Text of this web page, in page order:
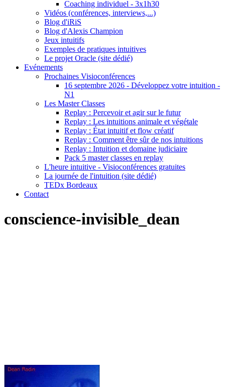
Coaching individuel - 3x1h30
Vidéos (conférences, interviews,...)
Blog d'iRiS
Blog d'Alexis Champion
Jeux intuitifs
Exemples de pratiques intuitives
Le projet Oracle (site dédié)
Evénements
Prochaines Visioconférences
16 septembre 2026 - Développez votre intuition -
N1
Les Master Classes
Replay : Percevoir et agir sur le futur
Replay : Les intuitions animale et végétale
Replay : État intuitif et flow créatif
Replay : Comment être sûr de nos intuitions
Replay : Intuition et domaine judiciaire
Pack 5 master classes en replay
L'heure intuitive - Visioconférences gratuites
La journée de l'intuition (site dédié)
TEDx Bordeaux
Contact
conscience-invisible_dean